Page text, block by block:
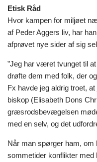
Etisk Råd
Hvor kampen for miljøet
af Peder Aggers liv, har
afprøvet nye sider af sig
”Jeg har været tvunget til
drøfte dem med folk, der
Fx havde jeg aldrig troet,
biskop (Elisabeth Dons
græsrodsbevægelsen
med en selv, og det
Når man spørger ham,
sommetider konflikter med